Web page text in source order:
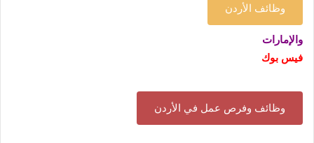
وظائف الأردن
والإمارات
فيس بوك
وظائف وفرص عمل في الأردن